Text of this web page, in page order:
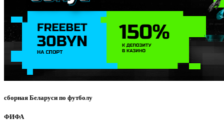
сборная Беларуси по футболу
ФИФА